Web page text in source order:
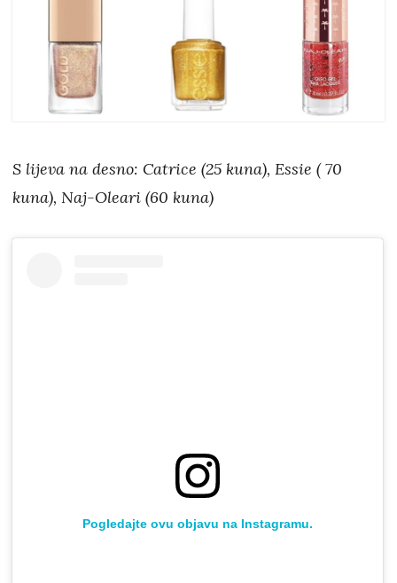
S lijeva na desno: Catrice (25 kuna), Essie ( 70
kuna), Naj-Oleari (60 kuna)
Pogledajte ovu objavu na Instagramu.